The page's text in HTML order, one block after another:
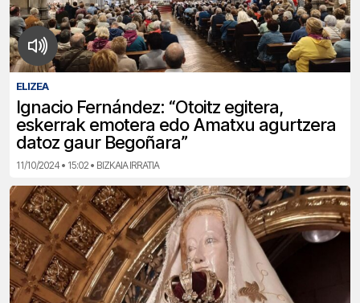
ELIZEA
Ignacio Fernández: “Otoitz egitera,
eskerrak emotera edo Amatxu agurtzera
datoz gaur Begoñara”
11/10/2024 • 15:02 • BIZKAIA IRRATIA